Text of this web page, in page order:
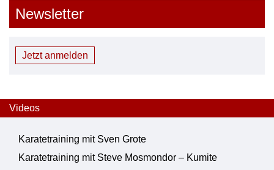
Newsletter
Jetzt anmelden
Videos
Karatetraining mit Sven Grote
Karatetraining mit Steve Mosmondor – Kumite